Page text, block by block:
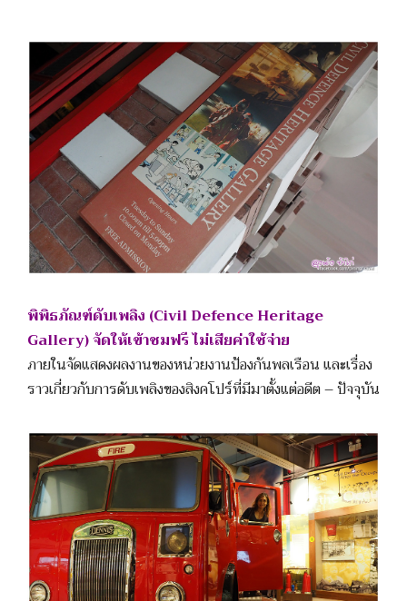
พิพิธภัณฑ์ดับเพลิง (Civil Defence Heritage
Gallery) จัดให้เข้าชมฟรี ไม่เสียค่าใช้จ่าย
ภายในจัดแสดงผลงานของหน่วยงานป้องกันพลเรือน และเรื่อง
ราวเกี่ยวกับการดับเพลิงของสิงคโปร์ที่มีมาตั้งแต่อดีต – ปัจจุบัน